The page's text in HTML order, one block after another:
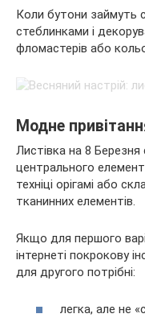
Коли бутони займуть
стеблинками і
фломастерів або
Модне
Листівка на 8
центрального
техніці орігамі або
тканинних елементів.
Якщо для першого
інтернеті покрокову
для другого потрібні:
легка, але не